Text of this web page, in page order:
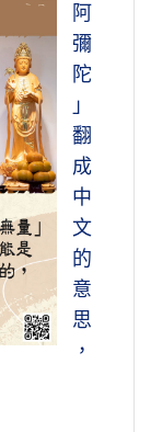
阿
彌
陀
」
翻
成
中
文
的
意
思
，